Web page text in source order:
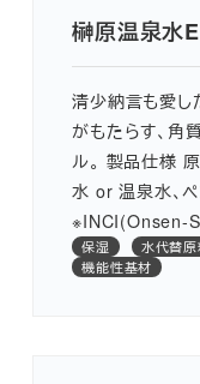
榊原温泉水E
清少納言も愛し
がもたらす、角
ル。 製品仕様
水 or 温泉水、
※INCI(Onsen-
保湿 水代替原
機能性基材